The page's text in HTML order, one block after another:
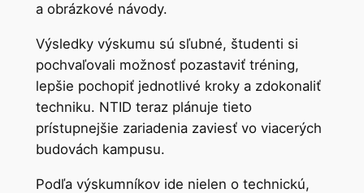
a obrázkové návody.
Výsledky výskumu sú sľubné, študenti si
pochvaľovali možnosť pozastaviť tréning,
lepšie pochopiť jednotlivé kroky a zdokonaliť
techniku. NTID teraz plánuje tieto
prístupnejšie zariadenia zaviesť vo viacerých
budovách kampusu.
Podľa výskumníkov ide nielen o technickú,